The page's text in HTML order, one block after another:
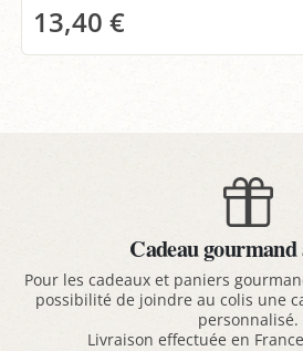
13,40 €
Cadeau
Pour les cadeaux et paniers
possibilité de joindre au colis une
personnalisé.
Livraison effectuée en